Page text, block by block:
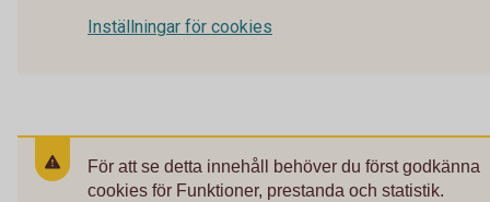
Inställningar för cookies
För att se detta innehåll behöver du först godkänna
cookies för Funktioner, prestanda och statistik.